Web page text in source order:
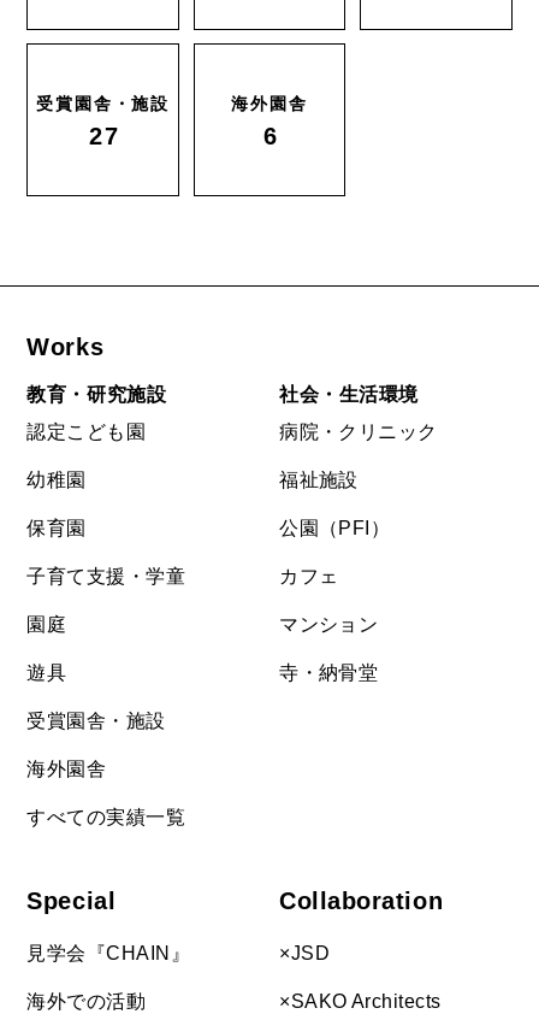
受賞園舎・施設
27
海外園舎
6
Works
教育・研究施設
認定こども園
幼稚園
保育園
子育て支援・学童
園庭
遊具
受賞園舎・施設
海外園舎
すべての実績一覧
社会・生活環境
病院・クリニック
福祉施設
公園（PFI）
カフェ
マンション
寺・納骨堂
Special
見学会『CHAIN』
海外での活動
Collaboration
×JSD
×SAKO Architects